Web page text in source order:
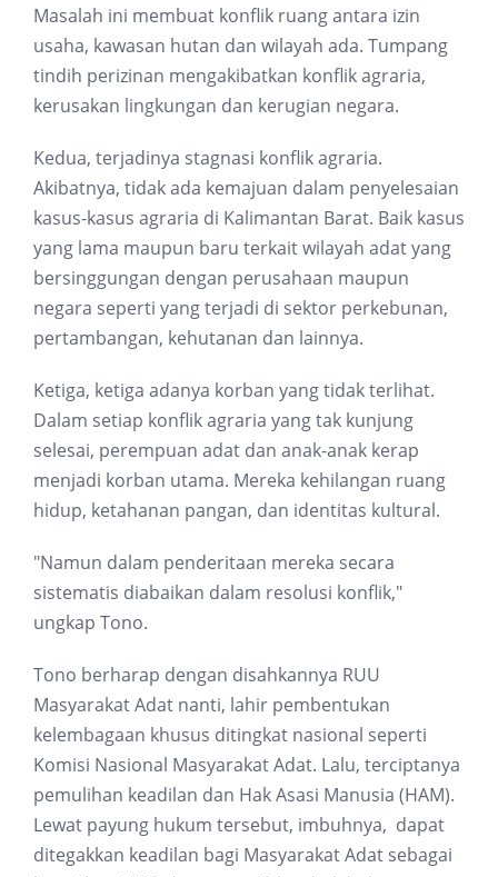
Masalah ini membuat konflik ruang antara izin
usaha, kawasan hutan dan wilayah ada. Tumpang
tindih perizinan mengakibatkan konflik agraria,
kerusakan lingkungan dan kerugian negara.
Kedua, terjadinya stagnasi konflik agraria.
Akibatnya, tidak ada kemajuan dalam penyelesaian
kasus-kasus agraria di Kalimantan Barat. Baik kasus
yang lama maupun baru terkait wilayah adat yang
bersinggungan dengan perusahaan maupun
negara seperti yang terjadi di sektor perkebunan,
pertambangan, kehutanan dan lainnya.
Ketiga, ketiga adanya korban yang tidak terlihat.
Dalam setiap konflik agraria yang tak kunjung
selesai, perempuan adat dan anak-anak kerap
menjadi korban utama. Mereka kehilangan ruang
hidup, ketahanan pangan, dan identitas kultural.
"Namun dalam penderitaan mereka secara
sistematis diabaikan dalam resolusi konflik,"
ungkap Tono.
Tono berharap dengan disahkannya RUU
Masyarakat Adat nanti, lahir pembentukan
kelembagaan khusus ditingkat nasional seperti
Komisi Nasional Masyarakat Adat. Lalu, terciptanya
pemulihan keadilan dan Hak Asasi Manusia (HAM).
Lewat payung hukum tersebut, imbuhnya, dapat
ditegakkan keadilan bagi Masyarakat Adat sebagai